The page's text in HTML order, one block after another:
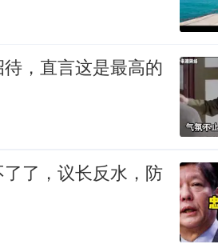
，直言这是最高的
了，议长反水，防